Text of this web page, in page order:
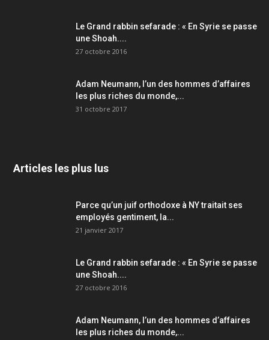
Le Grand rabbin sefarade : « En Syrie se passe
une Shoah....
27 octobre 2016
Adam Neumann, l’un des hommes d’affaires
les plus riches du monde,...
31 octobre 2017
Articles les plus lus
Parce qu’un juif orthodoxe à NY traitait ses
employés gentiment, la...
21 janvier 2017
Le Grand rabbin sefarade : « En Syrie se passe
une Shoah....
27 octobre 2016
Adam Neumann, l’un des hommes d’affaires
les plus riches du monde,...